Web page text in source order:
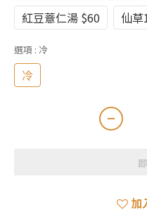
紅豆薏仁湯 $60
仙草
選項 : 冷
冷
加